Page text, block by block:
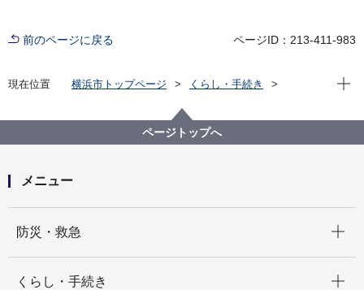
前のページに戻る ページID：213-411-983
現在位置 横浜市トップページ
くらし・手続き
パスポート（旅券）手数料改定に関する特設の電話相
談窓口（外務省「パスポート相談特設ダイヤル」）が
設置されました。
現在
ページトップへ
メニュー
防災・救急
くらし・手続き